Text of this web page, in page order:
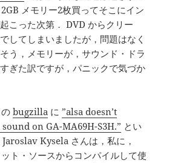
メモリー2枚買ってそこにイン
こった次第． DVD からクリー
してしまいましたが，問題はなく
う，メモリーが，サウンド・ドラ
ぎた訳ですが，パニックで気づか
のbugzilla に”alsa doesn’t
on GA-MA69H-S3H.” とい
Kysela さんは，私に，
ト・ソースからコンパイルして使